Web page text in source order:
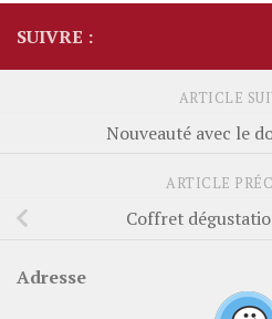
SUIVRE :
ARTICLE
Nouveauté avec le
ARTICLE
Coffret
Adresse